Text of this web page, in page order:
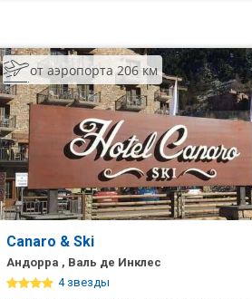
от аэропорта 206 км
Canaro & Ski
Андорра , Валь де Инклес
4 звезды